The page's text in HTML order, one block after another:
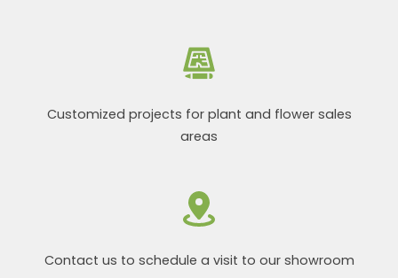
Customized projects for plant and flower sales
areas
Contact us to schedule a visit to our showroom